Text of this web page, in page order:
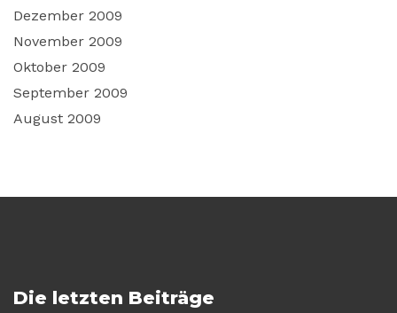
Dezember 2009
November 2009
Oktober 2009
September 2009
August 2009
Die letzten Beiträge